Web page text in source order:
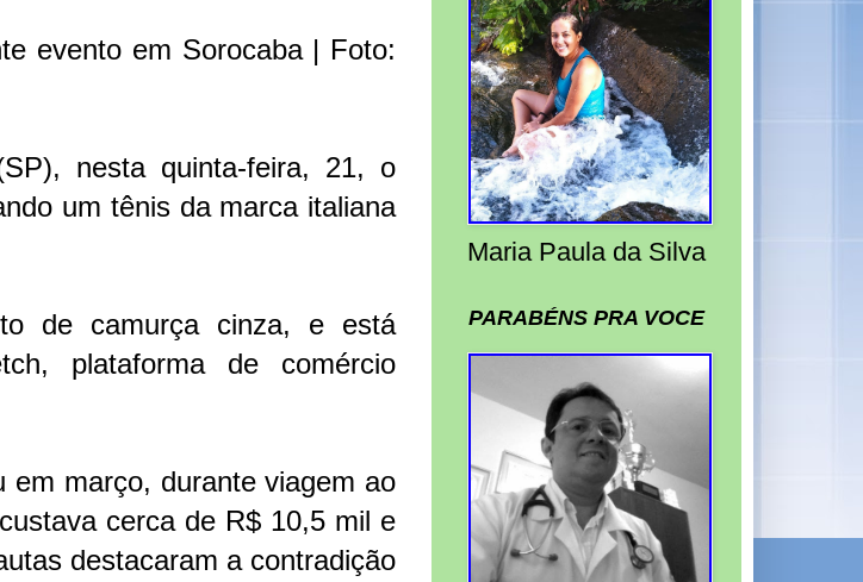
evento em Sorocaba | Foto:
nesta quinta-feira, 21, o
um tênis da marca italiana
de camurça cinza, e está
plataforma de comércio
em março, durante viagem ao
cerca de R$ 10,5 mil e
destacaram a contradição
Maria Paula da Silva
PARABÉNS PRA VOCE